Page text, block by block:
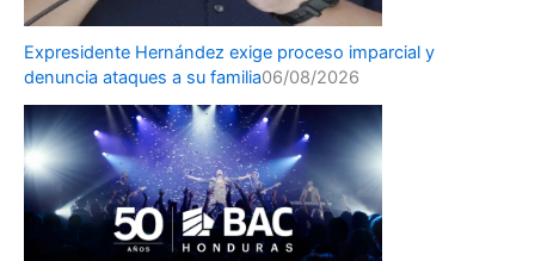
Expresidente Hernández exige proceso imparcial y
denuncia ataques a su familia06/08/2026